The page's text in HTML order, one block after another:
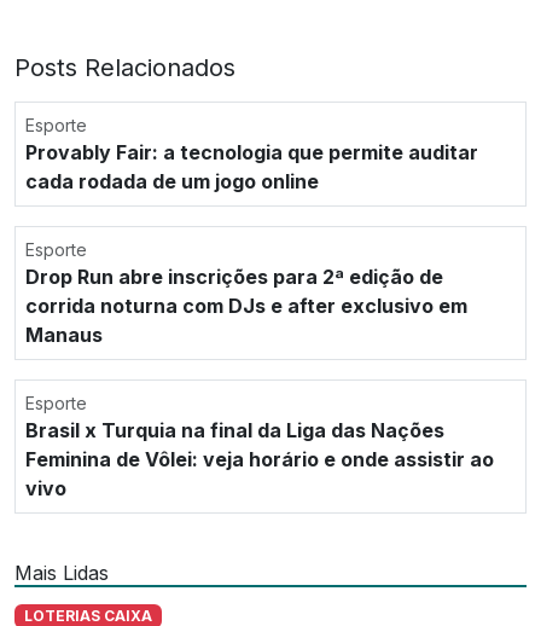
Posts Relacionados
Esporte
Provably Fair: a tecnologia que permite auditar
cada rodada de um jogo online
Esporte
Drop Run abre inscrições para 2ª edição de
corrida noturna com DJs e after exclusivo em
Manaus
Esporte
Brasil x Turquia na final da Liga das Nações
Feminina de Vôlei: veja horário e onde assistir ao
vivo
Mais Lidas
LOTERIAS CAIXA